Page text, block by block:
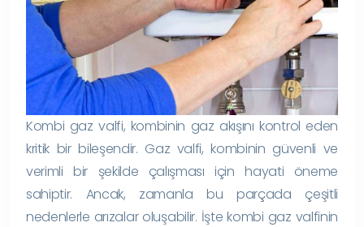
Kombi gaz valfi, kombinin gaz akışını kontrol eden
kritik bir bileşendir. Gaz valfi, kombinin güvenli ve
verimli bir şekilde çalışması için hayati öneme
sahiptir. Ancak, zamanla bu parçada çeşitli
nedenlerle arızalar oluşabilir. İşte kombi gaz valfinin